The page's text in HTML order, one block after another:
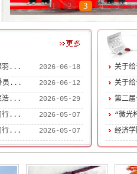
1 2 3 4 5 6
2026-06-18
羽...
2026-06-12
员...
2026-05-29
浩...
2026-05-07
行...
2026-05-07
行...
关于
关于
第二
“微光
经济